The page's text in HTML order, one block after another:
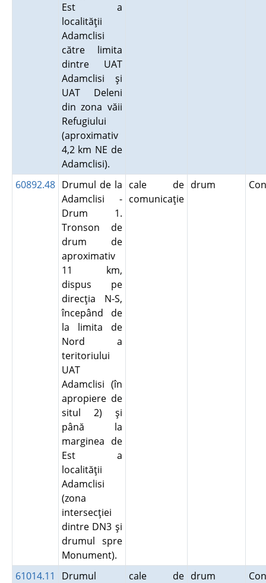
Est a
localităţii
Adamclisi
către limita
dintre UAT
Adamclisi şi
UAT Deleni
din zona văii
Refugiului
(aproximativ
4,2 km NE de
Adamclisi).
60892.48 Drumul de la
Adamclisi -
Drum 1.
Tronson de
drum de
aproximativ
11 km,
dispus pe
direcţia N-S,
începând de
la limita de
Nord a
teritoriului
UAT
Adamclisi (în
apropiere de
situl 2) şi
până la
marginea de
Est a
localităţii
Adamclisi
(zona
intersecţiei
dintre DN3 şi
drumul spre
Monument).
cale de
comunicaţie
drum
61014.11
Drumul
cale de drum